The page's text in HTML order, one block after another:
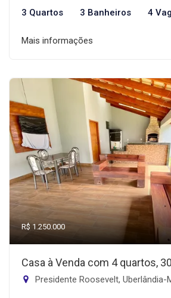
3 Quartos 3 Banheiros 4
Mais informações
R$ 1.250.000
Casa à Venda com 4 quartos,
Presidente Roosevelt, Uberlândia-